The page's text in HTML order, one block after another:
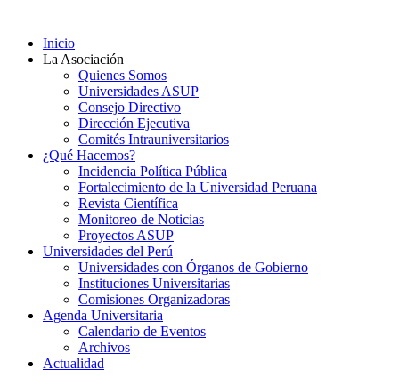
Inicio
La Asociación
Quienes Somos
Universidades ASUP
Consejo Directivo
Dirección Ejecutiva
Comités Intrauniversitarios
¿Qué Hacemos?
Incidencia Política Pública
Fortalecimiento de la Universidad Peruana
Revista Científica
Monitoreo de Noticias
Proyectos ASUP
Universidades del Perú
Universidades con Órganos de Gobierno
Instituciones Universitarias
Comisiones Organizadoras
Agenda Universitaria
Calendario de Eventos
Archivos
Actualidad